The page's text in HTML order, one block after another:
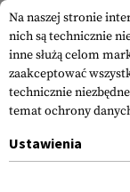
Na naszej stronie
nich są technicznie
inne służą celom
zaakceptować
technicznie
temat ochrony
Ustawienia